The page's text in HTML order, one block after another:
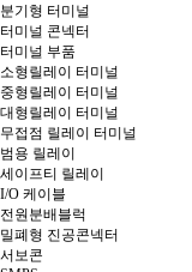
분기형 터미널
터미널 콘넥터
터미널 부품
소형릴레이 터미널
중형릴레이 터미널
대형릴레이 터미널
무접점 릴레이 터미널
범용 릴레이
세이프티 릴레이
I/O 케이블
전원분배블럭
밀폐형 진공콘넥터
서보콘